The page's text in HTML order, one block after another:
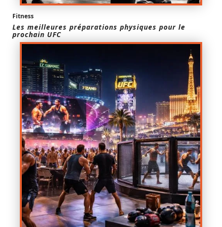
Fitness
Les meilleures préparations physiques pour le
prochain UFC